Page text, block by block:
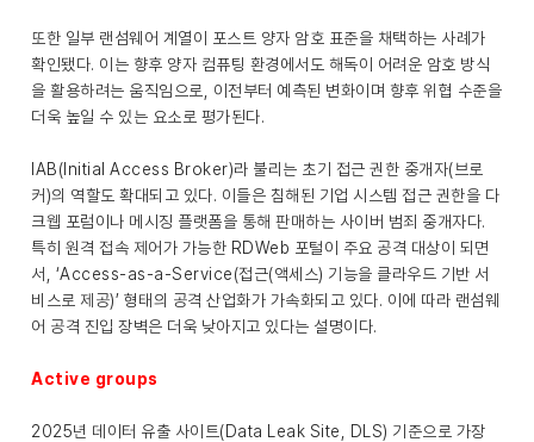
또한 일부 랜섬웨어 계열이 포스트 양자 암호 표준을 채택하는 사례가
확인됐다. 이는 향후 양자 컴퓨팅 환경에서도 해독이 어려운 암호 방식
을 활용하려는 움직임으로, 이전부터 예측된 변화이며 향후 위협 수준을
더욱 높일 수 있는 요소로 평가된다.
IAB(Initial Access Broker)라 불리는 초기 접근 권한 중개자(브로
커)의 역할도 확대되고 있다. 이들은 침해된 기업 시스템 접근 권한을 다
크웹 포럼이나 메시징 플랫폼을 통해 판매하는 사이버 범죄 중개자다.
특히 원격 접속 제어가 가능한 RDWeb 포털이 주요 공격 대상이 되면
서, ‘Access-as-a-Service(접근(액세스) 기능을 클라우드 기반 서
비스로 제공)’ 형태의 공격 산업화가 가속화되고 있다. 이에 따라 랜섬웨
어 공격 진입 장벽은 더욱 낮아지고 있다는 설명이다.
Active groups
2025년 데이터 유출 사이트(Data Leak Site, DLS) 기준으로 가장